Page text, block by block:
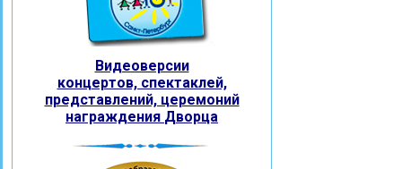
Видеоверсии
концертов, спектаклей,
представлений, церемоний
награждения Дворца